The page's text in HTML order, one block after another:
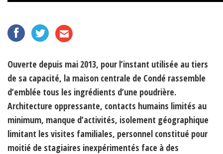
Ouverte depuis mai 2013, pour l’instant utilisée au tiers
de sa capacité, la maison centrale de Condé rassemble
d’emblée tous les ingrédients d’une poudrière.
Architecture oppressante, contacts humains limités au
minimum, manque d’activités, isolement géographique
limitant les visites familiales, personnel constitué pour
moitié de stagiaires inexpérimentés face à des